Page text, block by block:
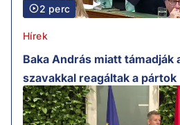
2 perc
Hírek
Baka András miatt támadják
szavakkal reagáltak a pártok